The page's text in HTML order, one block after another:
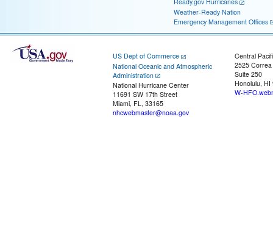
Weather-Ready Nation
Emergency Management Offices
US Dept of Commerce
National Oceanic and Atmospheric
Administration
National Hurricane Center
11691 SW 17th Street
Miami, FL, 33165
nhcwebmaster@noaa.gov
Central
2525
Suite 250
Honolulu, HI
W-